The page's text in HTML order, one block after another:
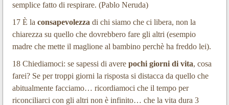
semplice fatto di respirare. (Pablo Neruda)
17 È la consapevolezza di chi siamo che ci libera, non la
chiarezza su quello che dovrebbero fare gli altri (esempio
madre che mette il maglione al bambino perchè ha freddo lei).
18 Chiediamoci: se sapessi di avere pochi giorni di vita, cosa
farei? Se per troppi giorni la risposta si distacca da quello che
abitualmente facciamo… ricordiamoci che il tempo per
riconciliarci con gli altri non è infinito… che la vita dura 3